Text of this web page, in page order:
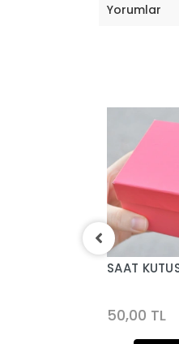
Yorumlar
SAAT
50,00 TL